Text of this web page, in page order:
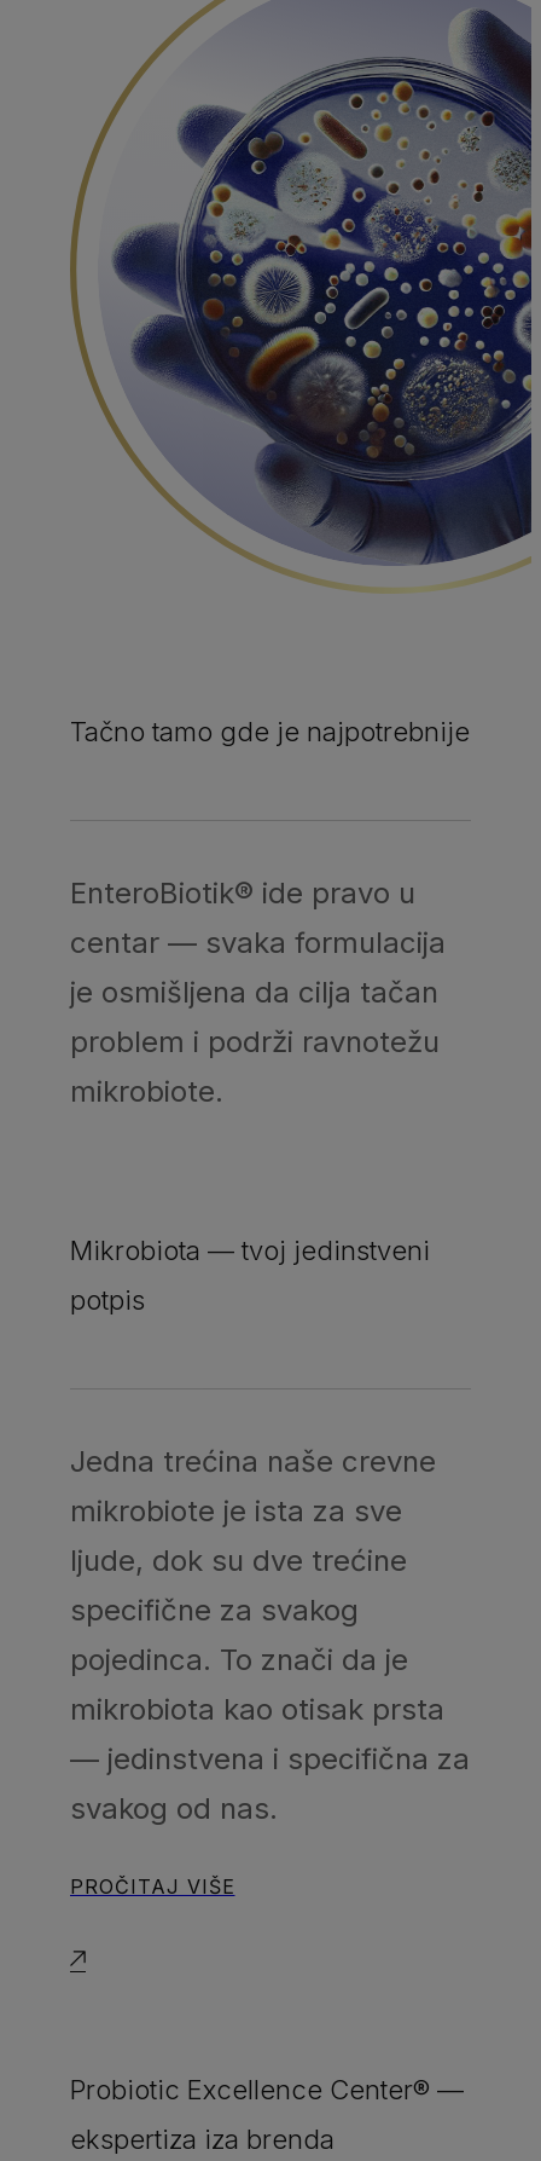
Tačno tamo gde je najpotrebnije
EnteroBiotik® ide pravo u
centar — svaka formulacija
je osmišljena da cilja tačan
problem i podrži ravnotežu
mikrobiote.
Mikrobiota — tvoj jedinstveni
potpis
Jedna trećina naše crevne
mikrobiote je ista za sve
ljude, dok su dve trećine
specifične za svakog
pojedinca. To znači da je
mikrobiota kao otisak prsta
— jedinstvena i specifična za
svakog od nas.
PROČITAJ VIŠE
Probiotic Excellence Center® —
ekspertiza iza brenda